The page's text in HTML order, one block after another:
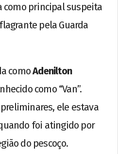
como principal suspeita
pela Guarda
comoAdenilton
como “Van”.
ele estava
foi atingido por
do pescoço.